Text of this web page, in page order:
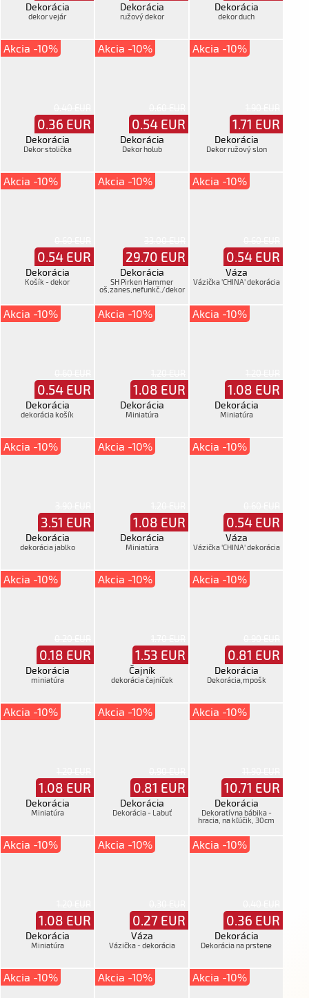
Dekorácia
dekor vejár
Dekorácia
ružový dekor
Dekorácia
dekor duch
Akcia -10%
0.36 EUR
Dekorácia
Dekor stolička
Akcia -10%
0.54 EUR
Dekorácia
Dekor holub
Akcia -10%
1.71 EUR
Dekorácia
Dekor ružový slon
Akcia -10%
0.54 EUR
Dekorácia
Košík - dekor
Akcia -10%
29.70 EUR
Dekorácia
SH Pirken Hammer
oš,zanes,nefunkč./dekor
Akcia -10%
0.54 EUR
Váza
Vázička 'CHINA' dekorácia
Akcia -10%
0.54 EUR
Dekorácia
dekorácia košík
Akcia -10%
1.08 EUR
Dekorácia
Miniatúra
Akcia -10%
1.08 EUR
Dekorácia
Miniatúra
Akcia -10%
3.51 EUR
Dekorácia
dekorácia jablko
Akcia -10%
1.08 EUR
Dekorácia
Miniatúra
Akcia -10%
0.54 EUR
Váza
Vázička 'CHINA' dekorácia
Akcia -10%
0.18 EUR
Dekorácia
miniatúra
Akcia -10%
1.53 EUR
Čajník
dekorácia čajníček
Akcia -10%
0.81 EUR
Dekorácia
Dekorácia,mpošk
Akcia -10%
1.08 EUR
Dekorácia
Miniatúra
Akcia -10%
0.81 EUR
Dekorácia
Dekorácia - Labuť
Akcia -10%
10.71 EUR
Dekorácia
Dekoratívna bábika -
hracia, na kľúčik, 30cm
Akcia -10%
1.08 EUR
Dekorácia
Miniatúra
Akcia -10%
0.27 EUR
Váza
Vázička - dekorácia
Akcia -10%
0.36 EUR
Dekorácia
Dekorácia na prstene
Akcia -10% Akcia -10% Akcia -10%